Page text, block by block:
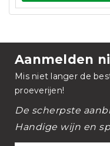
Aanmelden
Mis niet langer de
proeverijen!
De scherpste
Handige wijn en